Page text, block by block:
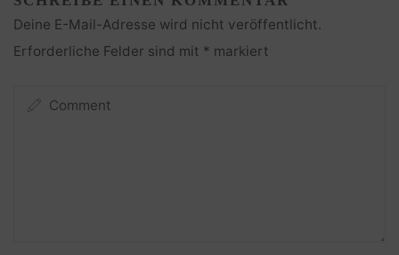
Deine E-Mail-Adresse wird nicht veröffentlicht.
Erforderliche Felder sind mit * markiert